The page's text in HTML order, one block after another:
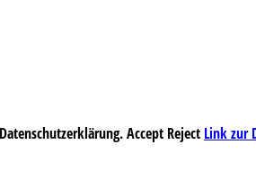
Accept Reject Link zur